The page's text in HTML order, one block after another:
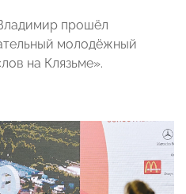
прошёл
молодёжный
на Клязьме».